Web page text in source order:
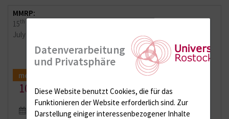
MMRP:
15th
July 5., 2018
mehr
10th Proteome Forum
01. December 2015
Datenverarbeitung
und Privatsphäre
Diese Website benutzt Cookies, die für das
Funktionieren der Website erforderlich sind. Zur
Darstellung einiger interessenbezogener Inhalte